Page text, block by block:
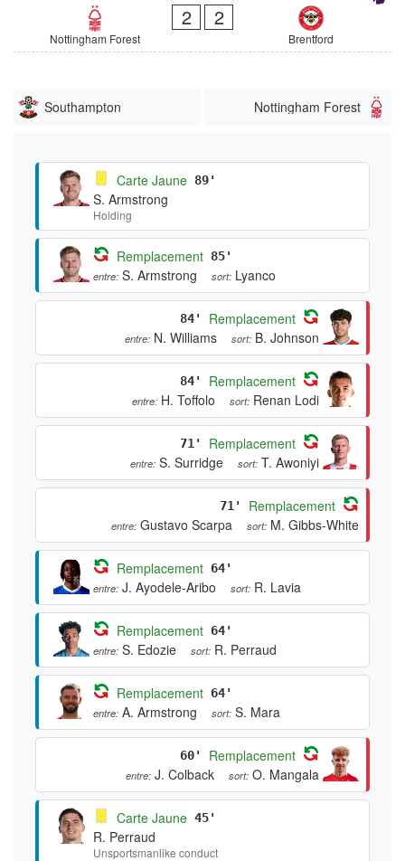
Nottingham Forest
2 2
Brentford
Southampton Nottingham Forest
Carte Jaune 89'
S. Armstrong
Holding
Remplacement 85'
entre: S. Armstrong sort: Lyanco
84' Remplacement
entre: N. Williams sort: B. Johnson
84' Remplacement
entre: H. Toffolo sort: Renan Lodi
71' Remplacement
entre: S. Surridge sort: T. Awoniyi
71' Remplacement
entre: Gustavo Scarpa sort: M. Gibbs-White
Remplacement 64'
entre: J. Ayodele-Aribo sort: R. Lavia
Remplacement 64'
entre: S. Edozie sort: R. Perraud
Remplacement 64'
entre: A. Armstrong sort: S. Mara
60' Remplacement
entre: J. Colback sort: O. Mangala
Carte Jaune 45'
R. Perraud
Unsportsmanlike conduct